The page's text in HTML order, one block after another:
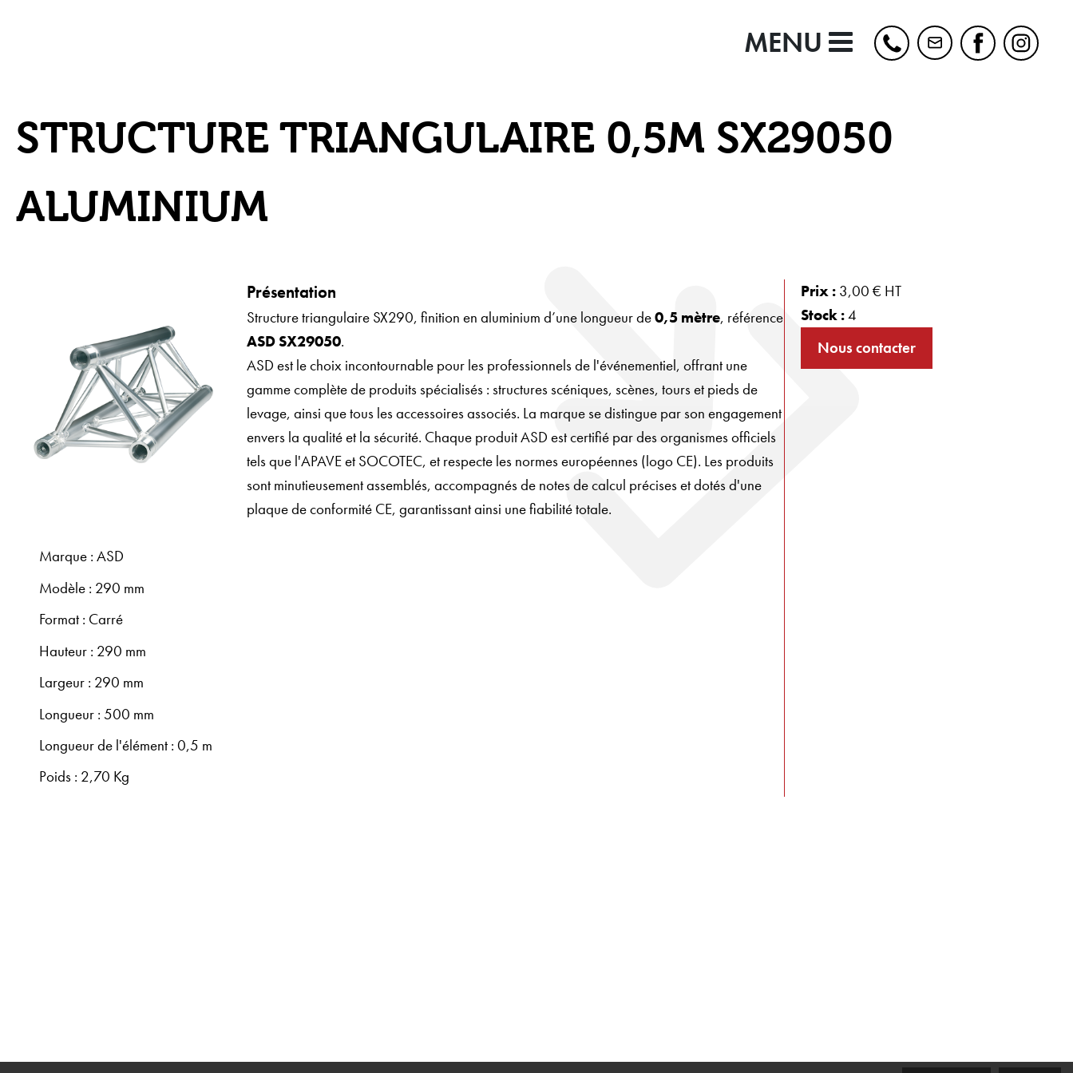
MENU
STRUCTURE TRIANGULAIRE 0,5M SX29050
ALUMINIUM
Présentation
Structure triangulaire SX290, finition en aluminium d’une longueur de0,5 mètre, référence
ASD SX29050.
ASD est le choix incontournable pour les professionnels de l'événementiel, offrant une
gamme complète de produits spécialisés : structures scéniques, scènes, tours et pieds de
levage, ainsi que tous les accessoires associés. La marque se distingue par son engagement
envers la qualité et la sécurité. Chaque produit ASD est certifié par des organismes officiels
tels que l'APAVE et SOCOTEC, et respecte les normes européennes (logo CE). Les produits
sont minutieusement assemblés, accompagnés de notes de calcul précises et dotés d'une
plaque de conformité CE, garantissant ainsi une fiabilité totale.
Marque : ASD
Modèle : 290 mm
Format : Carré
Hauteur : 290 mm
Largeur : 290 mm
Longueur : 500 mm
Longueur de l'élément : 0,5 m
Poids : 2,70 Kg
Prix : 3,00 € HT
Stock :4
Nous contacter